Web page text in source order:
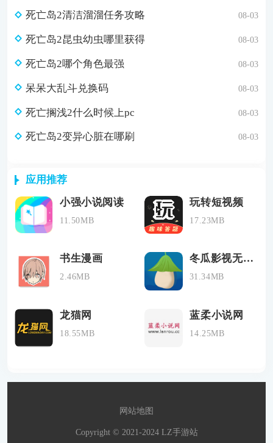
死亡岛2清洁溜溜任务攻略 08-03
死亡岛2昆虫幼虫哪里获得 08-03
死亡岛2哪个角色最强 08-03
呆呆大乱斗兑换码 08-03
死亡搁浅2什么时候上pc 08-03
死亡岛2变异心脏在哪刷 08-03
应用推荐
小强小说阅读
11.50MB
玩转短视频
17.23MB
书生漫画
2.46MB
冬瓜影视无广告会员版
31.34MB
龙猫网
18.55MB
蓝柔小说网
14.25MB
网站地图
Copyright © 2021-2024 LZ手游站